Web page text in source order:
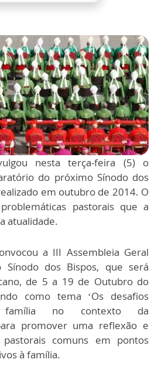
nesta terça-feira (5) o
do próximo Sínodo dos
em outubro de 2014. O
pastorais que a
atualidade.
a III Assembleia Geral
Sínodo dos Bispos, que será
de 5 a 19 de Outubro do
como tema ‘Os desafios
família no contexto da
promover uma reflexão e
comuns em pontos
à família.